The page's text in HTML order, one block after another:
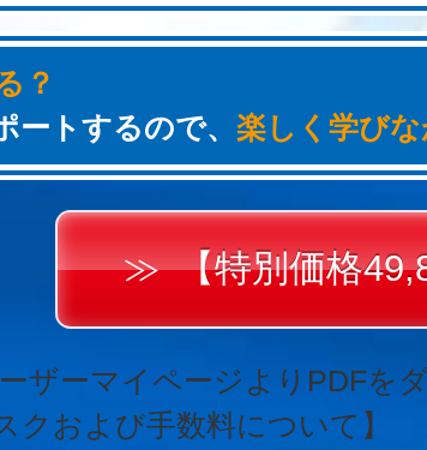
？
ートするので、 楽しく学び
【特別価格
ザーマイページよりPDFを
クおよび手数料について】